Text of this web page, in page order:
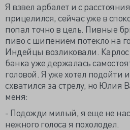
Я взвел арбалет и с
прицелился, сейчас уже в
попал точно в цель. Пивные
пиво с шипением потекло на
Индейцы возликовали. Карлос
банка уже держалась
головой. Я уже хотел подойти
схватился за стрелу, но Юлия
меня:
- Подожди милый, я еще не
нежного голоса я похолодел.